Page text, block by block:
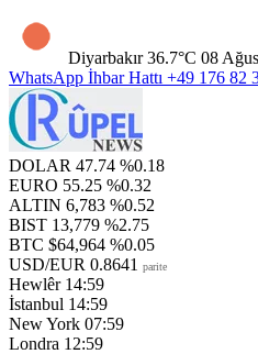
Diyarbakır 36.7°C 08
WhatsApp İhbar Hattı +49 176 82
DOLAR 47.74 %0.18
EURO 55.25 %0.32
ALTIN 6,783 %0.52
BIST 13,779 %2.75
BTC $64,964 %0.05
USD/EUR 0.8641 parite
Hewlêr 14:59
İstanbul 14:59
New York 07:59
Londra 12:59